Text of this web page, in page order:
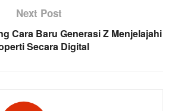
Next Post
Cara Baru Generasi Z Menjelajahi
Secara Digital